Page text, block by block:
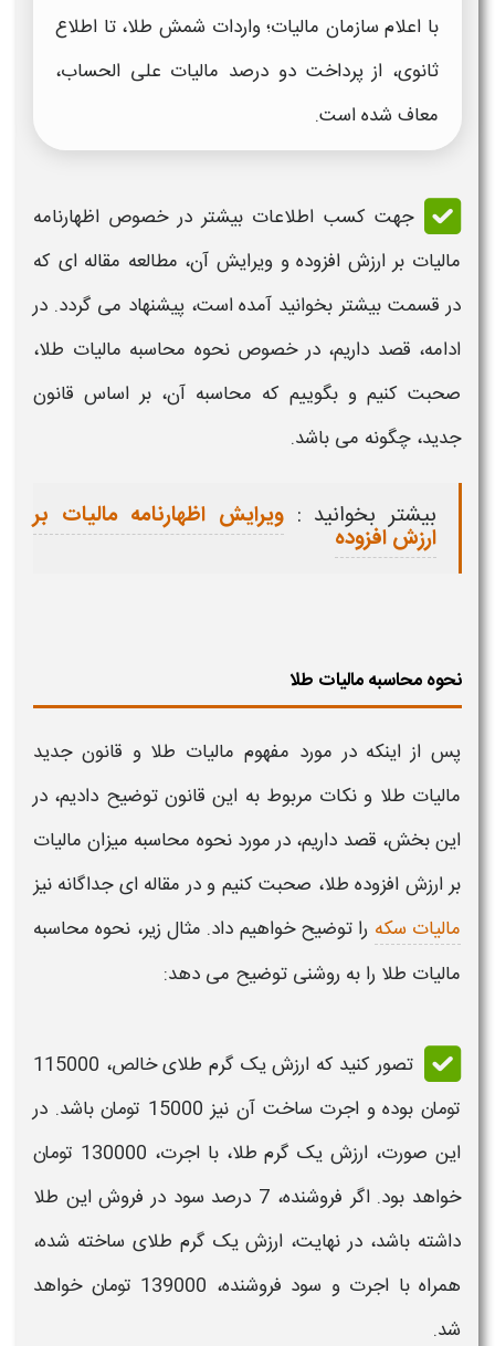
با اعلام سازمان مالیات؛ واردات شمش طلا، تا اطلاع
ثانوی، از پرداخت دو درصد مالیات علی الحساب،
معاف شده است.
جهت کسب اطلاعات بیشتر در خصوص اظهارنامه
مالیات بر ارزش افزودهو ویرایش آن، مطالعه مقاله ای که
در قسمت بیشتر بخوانید آمده است، پیشنهاد می گردد. در
ادامه، قصد داریم، در خصوصنحوه محاسبه مالیات طلا،
صحبت کنیم و بگوییم که محاسبه آن، بر اساس قانون
جدید، چگونه می باشد.
بیشتر بخوانید : ویرایش اظهارنامه مالیات بر
ارزش افزوده
نحوه محاسبه مالیات طلا
پس از اینکه در مورد مفهوم مالیات طلا و قانون جدید
مالیات طلا و نکات مربوط به این قانون توضیح دادیم، در
این بخش، قصد داریم، در موردنحوه محاسبه میزان مالیات
بر ارزش افزوده طلا، صحبت کنیم و در مقاله ای جداگانه نیز
مالیات سکه را توضیح خواهیم داد. مثال زیر، نحوه محاسبه
مالیات طلا را به روشنی توضیح می دهد:
تصور کنید که ارزشیک گرم طلای
خالص، 115000
تومان بوده و اجرت ساخت آن نیز 15000 تومان باشد. در
این صورت، ارزش یک گرم طلا،
با اجرت، 130000 تومان
خواهد بود. اگر فروشنده، 7 درصد سود در فروش این
طلا
داشته باشد، در نهایت، ارزشیک گرم طلای ساخته شده،
همراه با اجرت و سود فروشنده، 139000 تومان خواهد
شد.